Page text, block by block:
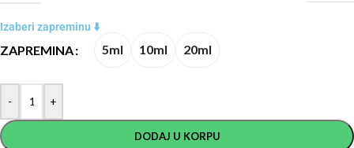
Izaberi zapreminu ⬇️
ZAPREMINA 5ml 10ml 20ml
- +
DODAJ U KORPU